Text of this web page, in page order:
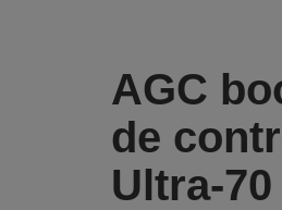
AGC
de
Ultra-